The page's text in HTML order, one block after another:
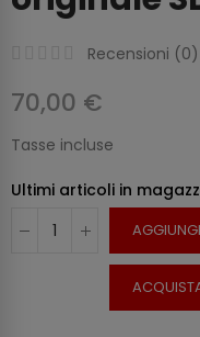
Recensioni (0)
70,00 €
Tasse incluse
Ultimi articoli in